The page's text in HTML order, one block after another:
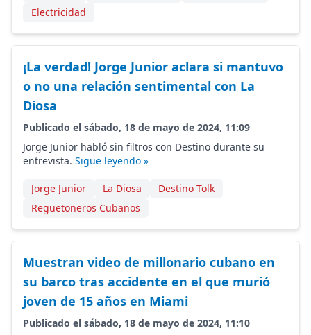
Electricidad
¡La verdad! Jorge Junior aclara si mantuvo
o no una relación sentimental con La
Diosa
Publicado el sábado, 18 de mayo de 2024, 11:09
Jorge Junior habló sin filtros con Destino durante su
entrevista. Sigue leyendo »
Jorge Junior La Diosa
Destino Tolk
Reguetoneros Cubanos
Muestran video de millonario cubano en
su barco tras accidente en el que murió
joven de 15 años en Miami
Publicado el sábado, 18 de mayo de 2024, 11:10